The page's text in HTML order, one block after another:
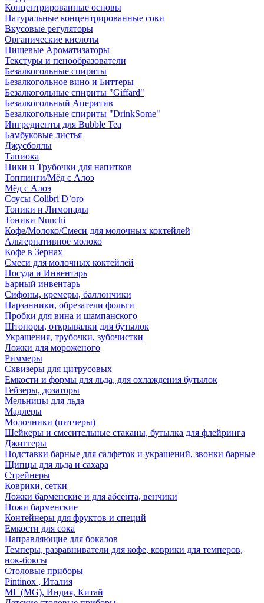
Концентрированные основы
Натуральные концентрированные соки
Вкусовые регуляторы
Органические кислоты
Пищевые Ароматизаторы
Текстуры и пенообразователи
Безалкогольные спириты
Безалкогольное вино и Биттеры
Безалкогольные спириты "Giffard"
Безалкогольный Аперитив
Безалкогольные спириты "DrinkSome"
Ингредиенты для Bubble Tea
Бамбуковые листья
Джусболлы
Тапиока
Пики и Трубочки для напитков
Топпинги/Мёд с Алоэ
Мёд с Алоэ
Соусы Colibri D`oro
Тоники и Лимонады
Тоники Nunchi
Кофе/Молоко/Смеси для молочных коктейлей
Альтернативное молоко
Кофе в Зернах
Смеси для молочных коктейлей
Посуда и Инвентарь
Барный инвентарь
Сифоны, кремеры, баллончики
Нарзанники, обрезатели фольги
Пробки для вина и шампанского
Штопоры, открывалки для бутылок
Украшения, трубочки, зубочистки
Ложки для мороженого
Риммеры
Сквизеры для цитрусовых
Емкости и формы для льда, для охлаждения бутылок
Гейзеры, дозаторы
Мельницы для льда
Мадлеры
Молочники (питчеры)
Шейкеры и смесительные стаканы, бутылка для флейринга
Джиггеры
Подставки барные для салфеток и украшений, звонки барные
Щипцы для льда и сахара
Стрейнеры
Коврики, сетки
Ложки барменские и для абсента, венчики
Ножи барменские
Контейнеры для фруктов и специй
Емкости для сока
Направляющие для бокалов
Темперы, разравниватели для кофе, коврики для темперов,
нок-боксы
Столовые приборы
Pintinox , Италия
МГ (MG), Индия, Китай